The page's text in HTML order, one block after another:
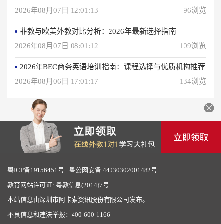
2026年08月07日 12:01:13
96浏览
菲教与欧美外教对比分析：2026年最新选择指南
2026年08月07日 08:01:12
109浏览
2026年BEC商务英语培训指南：课程选择与优质机构推荐
2026年08月06日 17:01:17
134浏览
粤ICP备19156451号 · 粤公网安备 44030302001482号
教育网站许可证: 粤教信息(2014)7号
本站信息由深圳市阿卡索资讯股份有限公司发布。
不良信息和违法举报：400-600-1166